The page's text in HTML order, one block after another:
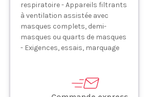
respiratoire - Appareils filtrants
à ventilation assistée avec
masques complets, demi-
masques ou quarts de masques
- Exigences, essais, marquage